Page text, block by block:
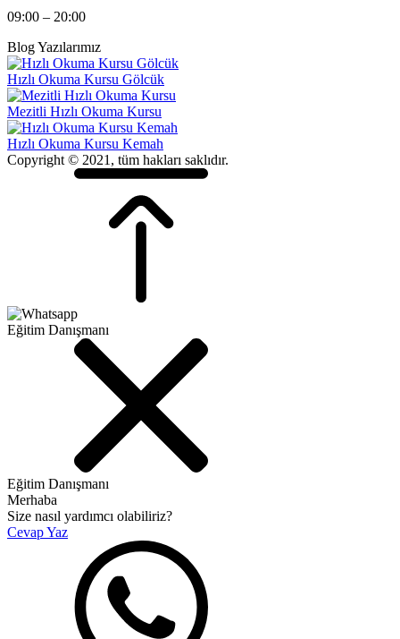
09:00 – 20:00
Blog Yazılarımız
Hızlı Okuma Kursu Gölcük
Mezitli Hızlı Okuma Kursu
Hızlı Okuma Kursu Kemah
Copyright © 2021, tüm hakları saklıdır.
Eğitim Danışmanı
Eğitim Danışmanı
Merhaba
Size nasıl yardımcı olabiliriz?
Cevap Yaz